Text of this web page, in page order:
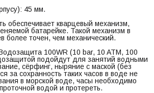
45 мм.
обеспечивает кварцевый механизм,
батарейке. Такой механизм в
более точен, чем механический.
100WR (10 bar, 10 ATM, 100
подойдут для занятий водными
сёрфинг, ныряние с маской (без
за сохранность таких часов в воде не
в морской воде, часы необходимо
водой и протереть.